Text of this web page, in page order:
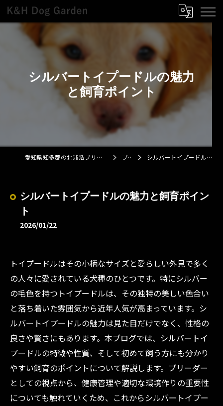
シルバートイプードルの魅力
と飼育ポイント
愛知県知多郡の北浦浩ブリーダーならK&H Dog Garden ブログ シルバートイプードルの魅力と飼育ポイント
シルバートイプードルの魅力と飼育ポイン
ト
2026/01/22
トイプードルはその小柄なサイズと愛らしい外見で多く
の人々に愛されている犬種のひとつです。特にシルバー
の毛色を持つトイプードルは、その独特の美しい色合い
と落ち着いた雰囲気から近年人気が高まっています。シ
ルバートイプードルの魅力は見た目だけでなく、性格の
良さや賢さにもあります。本ブログでは、シルバートイ
プードルの特徴や性質、そして初めて飼う方にも分かり
やすい飼育のポイントについて解説します。ブリーダー
としての視点から、健康管理や適切な環境作りの重要性
についても触れていくため、これからシルバートイプー